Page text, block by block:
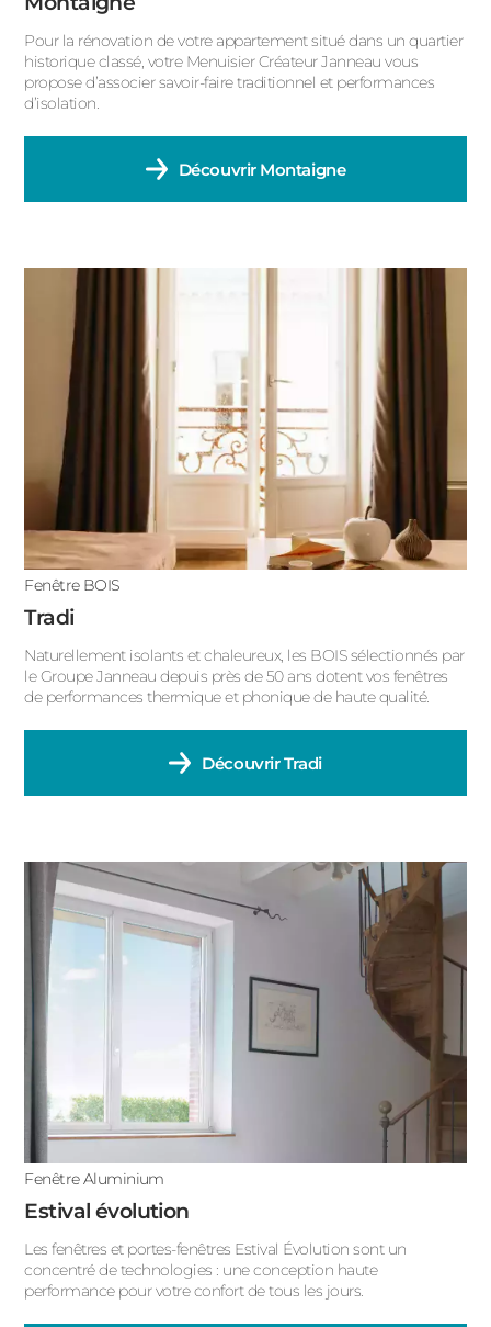
Pour la rénovation de votre appartement situé dans un quartier
historique classé, votre Menuisier Créateur Janneau vous
propose d’associer savoir-faire traditionnel et performances
d’isolation.
Découvrir Montaigne
Fenêtre BOIS
Tradi
Naturellement isolants et chaleureux, les BOIS sélectionnés par
le Groupe Janneau depuis près de 50 ans dotent vos fenêtres
de performances thermique et phonique de haute qualité.
DécouvrirTradi
Fenêtre Aluminium
Estival évolution
Les fenêtres et portes-fenêtres Estival Évolution sont un
concentré de technologies : une conception haute
performance pour votre confort de tous les jours.